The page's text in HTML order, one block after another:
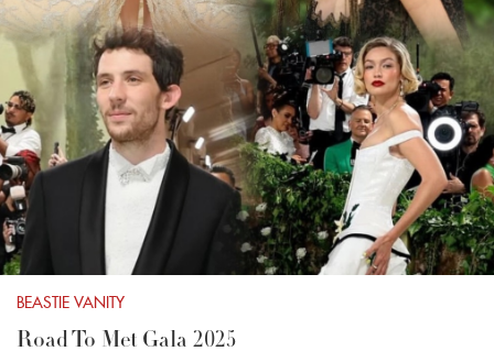
BEASTIE VANITY
Road To Met Gala 2025